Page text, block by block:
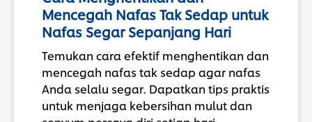
Mencegah Nafas Tak Sedap untuk
Nafas Segar Sepanjang Hari
Temukan cara efektif menghentikan dan
mencegah nafas tak sedap agar nafas
Anda selalu segar. Dapatkan tips praktis
untuk menjaga kebersihan mulut dan